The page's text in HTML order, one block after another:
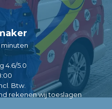
minuten
4.6/5.0
Btw.
rekenen wij toeslagen